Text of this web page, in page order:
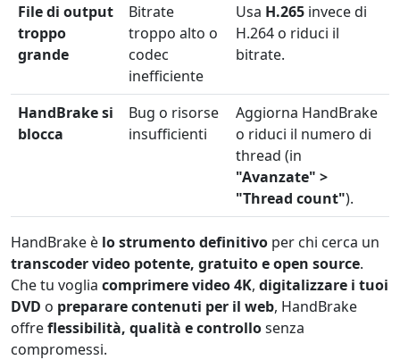
File di output
troppo
grande
Bitrate
troppo alto o
codec
inefficiente
Usa H.265 invece di
H.264 o riduci il
bitrate.
HandBrake si
blocca
Bug o risorse
insufficienti
Aggiorna HandBrake
o riduci il numero di
thread (in
"Avanzate" >
"Thread count").
HandBrake è lo strumento definitivo per chi cerca un
transcoder video potente, gratuito e open source.
Che tu voglia comprimere video 4K, digitalizzare i tuoi
DVD o preparare contenuti per il web, HandBrake
offreflessibilità, qualità e controllosenza
compromessi.